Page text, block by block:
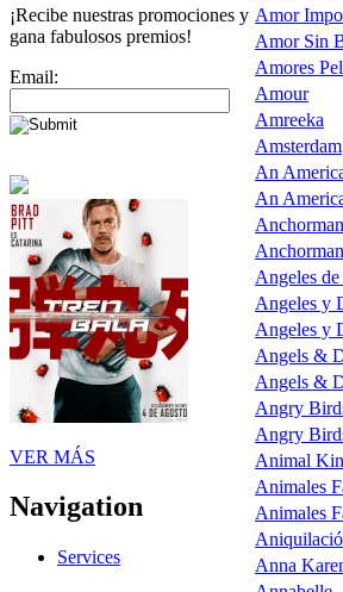
¡Recibe nuestras promociones y
gana fabulosos premios!
Email:
VER MÁS
Navigation
Services
Amor
Amor Sin
Amores
Amour
Amreeka
Amsterdam
An
An
Angeles
Angeles y
Angeles y
Angels &
Angels &
Angry
Angry
Animal
Animales
Animales
Anna